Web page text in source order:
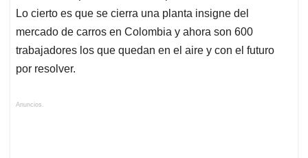
Lo cierto es que se cierra una planta insigne del
mercado de carros en Colombia y ahora son 600
trabajadores los que quedan en el aire y con el futuro
por resolver.
Anuncios.